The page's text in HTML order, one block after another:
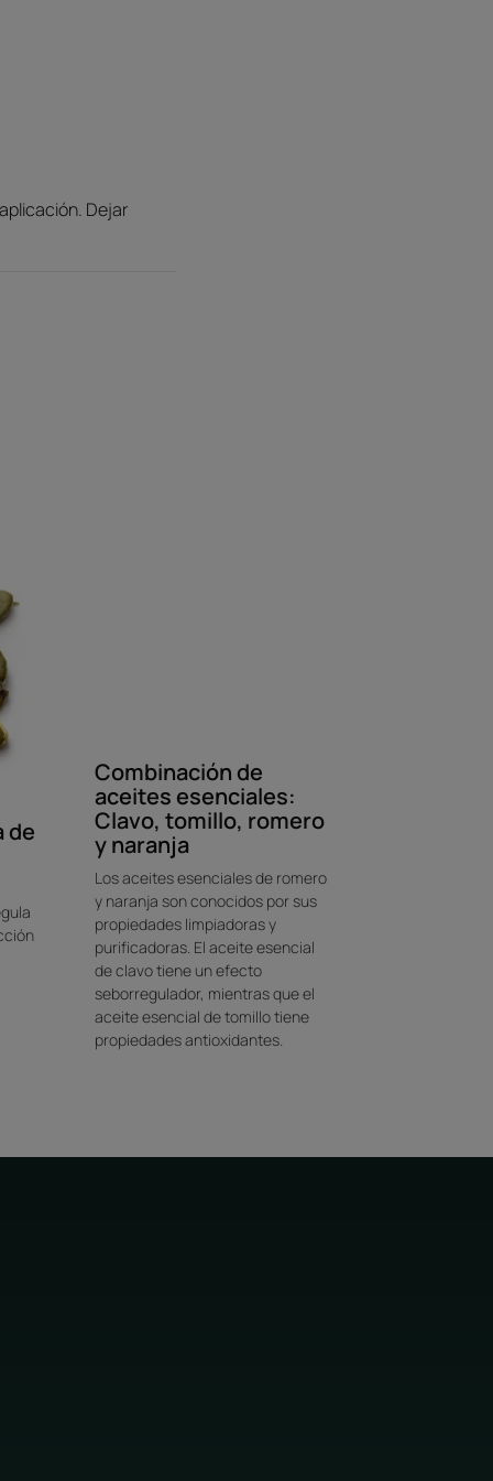
Dejar
de
Combinación de
aceites esenciales:
Clavo, tomillo, romero
y naranja
Los aceites esenciales de romero
y naranja son conocidos por sus
propiedades limpiadoras y
purificadoras. El aceite esencial
de clavo tiene un efecto
seborregulador, mientras que el
aceite esencial de tomillo tiene
propiedades antioxidantes.